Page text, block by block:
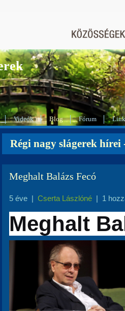
Videók Blog Fórum
Régi nagy slágerek hírei
Meghalt Balázs Fecó
5 éve | Cserta Lászlóné | 1
Meghalt